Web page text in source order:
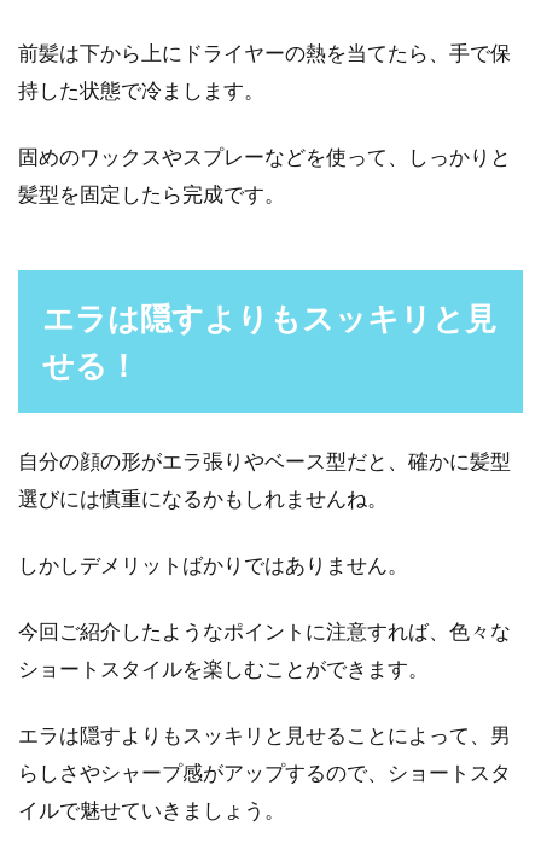
前髪は下から上にドライヤーの熱を当てたら、手で保
持した状態で冷まします。
固めのワックスやスプレーなどを使って、しっかりと
髪型を固定したら完成です。
エラは隠すよりもスッキリと見
せる！
自分の顔の形がエラ張りやベース型だと、確かに髪型
選びには慎重になるかもしれませんね。
しかしデメリットばかりではありません。
今回ご紹介したようなポイントに注意すれば、色々な
ショートスタイルを楽しむことができます。
エラは隠すよりもスッキリと見せることによって、男
らしさやシャープ感がアップするので、ショートスタ
イルで魅せていきましょう。